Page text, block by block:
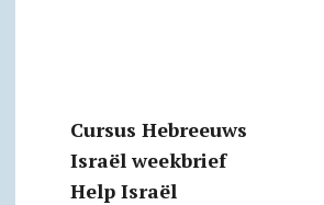
Cursus Hebreeuws
Israël weekbrief
Help Israël